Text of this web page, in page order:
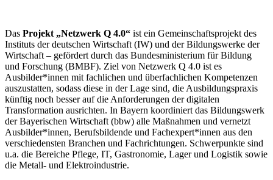
Das Projekt „Netzwerk Q 4.0“ ist ein Gemeinschaftsprojekt des
Instituts der deutschen Wirtschaft (IW) und der Bildungswerke der
Wirtschaft – gefördert durch das Bundesministerium für Bildung
und Forschung (BMBF). Ziel von Netzwerk Q 4.0 ist es
Ausbilder*innen mit fachlichen und überfachlichen Kompetenzen
auszustatten, sodass diese in der Lage sind, die Ausbildungspraxis
künftig noch besser auf die Anforderungen der digitalen
Transformation ausrichten. In Bayern koordiniert das Bildungswerk
der Bayerischen Wirtschaft (bbw) alle Maßnahmen und vernetzt
Ausbilder*innen, Berufsbildende und Fachexpert*innen aus den
verschiedensten Branchen und Fachrichtungen. Schwerpunkte sind
u.a. die Bereiche Pflege, IT, Gastronomie, Lager und Logistik sowie
die Metall- und Elektroindustrie.